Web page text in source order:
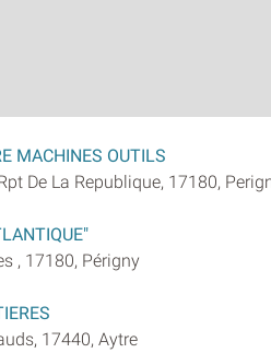
MACHINES OUTILS
De La Republique, 17180,
, 17180, Périgny
17440, Aytre